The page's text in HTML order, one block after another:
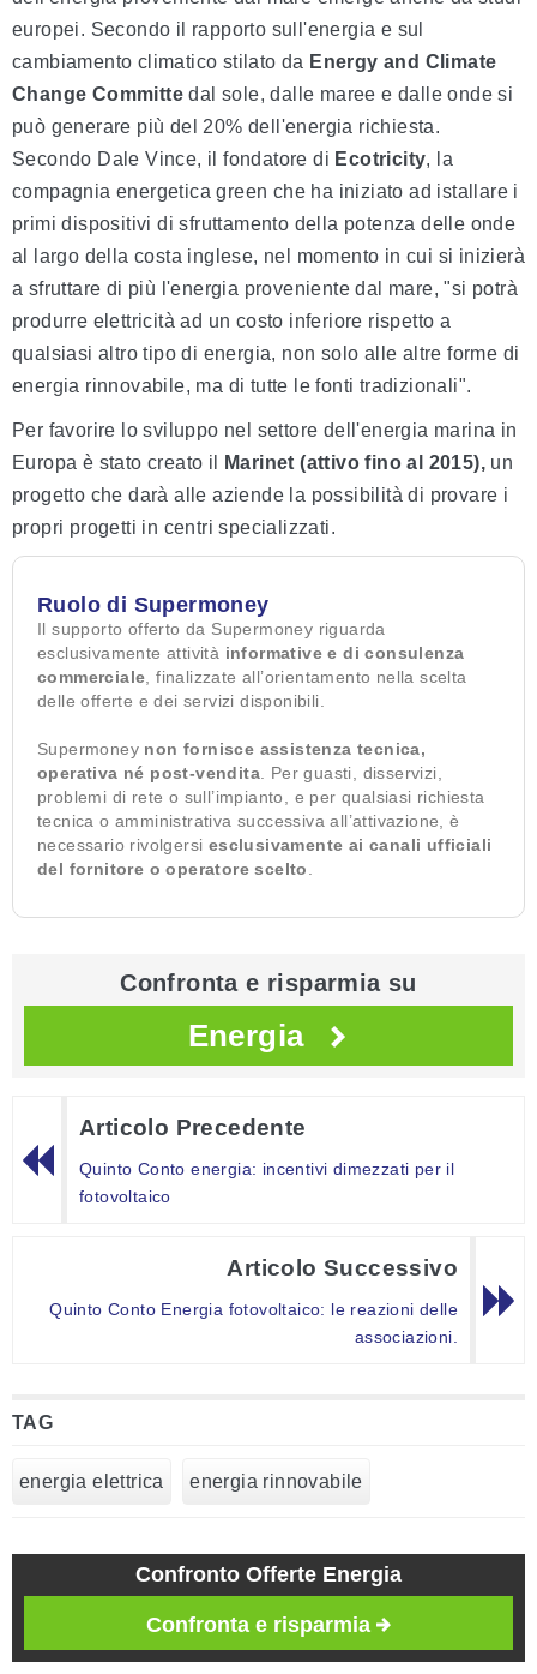
europei. Secondo il rapporto sull'energia e sul
cambiamento climatico stilato da Energy and Climate
Change Committe dal sole, dalle maree e dalle onde si
può generare più del 20% dell'energia richiesta.
Secondo Dale Vince, il fondatore di Ecotricity, la
compagnia energetica green che ha iniziato ad istallare i
primi dispositivi di sfruttamento della potenza delle onde
al largo della costa inglese, nel momento in cui si inizierà
a sfruttare di più l'energia proveniente dal mare, "si potrà
produrre elettricità ad un costo inferiore rispetto a
qualsiasi altro tipo di energia, non solo alle altre forme di
energia rinnovabile, ma di tutte le fonti tradizionali".
Per favorire lo sviluppo nel settore dell'energia marina in
Europa è stato creato il
Marinet (attivo fino al 2015), un
progetto che darà alle aziende la possibilità di provare i
propri progetti in centri specializzati.
Ruolo di Supermoney
Il supporto offerto da Supermoney riguarda
esclusivamente attività informative e di consulenza
commerciale , finalizzate all’orientamento nella scelta
delle offerte e dei servizi disponibili.
Supermoney non fornisce assistenza tecnica,
operativa né post-vendita . Per guasti, disservizi,
problemi di rete o sull’impianto, e per qualsiasi richiesta
tecnica o amministrativa successiva all’attivazione, è
necessario rivolgersi esclusivamente ai canali ufficiali
del fornitore o operatore scelto
Confronta e risparmia su
Energia
Articolo Precedente
Quinto Conto energia: incentivi dimezzati per il
fotovoltaico
Articolo Successivo
Quinto Conto Energia fotovoltaico: le reazioni delle
associazioni.
TAG
energia elettrica energia rinnovabile
Confronto Offerte Energia
Confronta e risparmia